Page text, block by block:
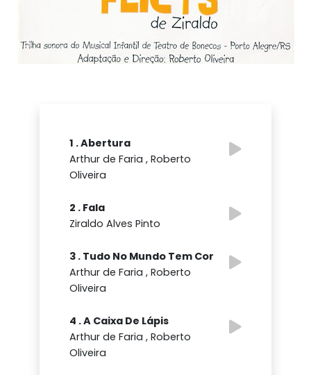
1 . Abertura
Arthur de Faria , Roberto
Oliveira
2 . Fala
Ziraldo Alves Pinto
3 . Tudo No Mundo Tem Cor
Arthur de Faria , Roberto
Oliveira
4 . A Caixa De Lápis
Arthur de Faria , Roberto
Oliveira